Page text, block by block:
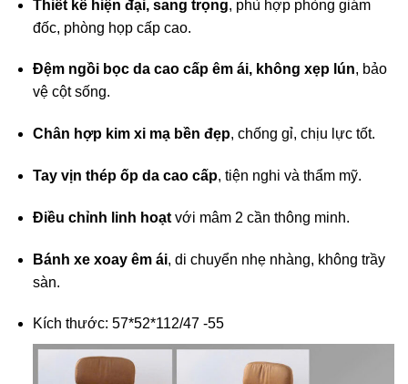
Thiết kế hiện đại, sang trọng, phù hợp phòng giám
đốc, phòng họp cấp cao.
Đệm ngồi bọc da cao cấp êm ái, không xẹp lún, bảo
vệ cột sống.
Chân hợp kim xi mạ bền đẹp, chống gỉ, chịu lực tốt.
Tay vịn thép ốp da cao cấp, tiện nghi và thẩm mỹ.
Điều chỉnh linh hoạtvới mâm 2 cần thông minh.
Bánh xe xoay êm ái, di chuyển nhẹ nhàng, không trầy
sàn.
Kích thước: 57*52*112/47 -55